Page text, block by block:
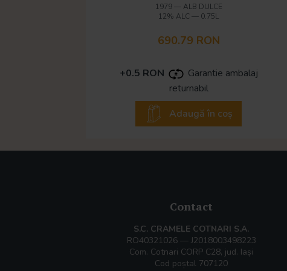
1979—ALB DULCE
12% ALC — 0.75L
690.79 RON
+0.5 RON
Garantie ambalaj
returnabil
Adaugă în coș
Contact
S.C. CRAMELE COTNARI S.A.
RO40321026 — J2018003498223
Com. Cotnari CORP C28, jud. Iași
Cod poștal 707120